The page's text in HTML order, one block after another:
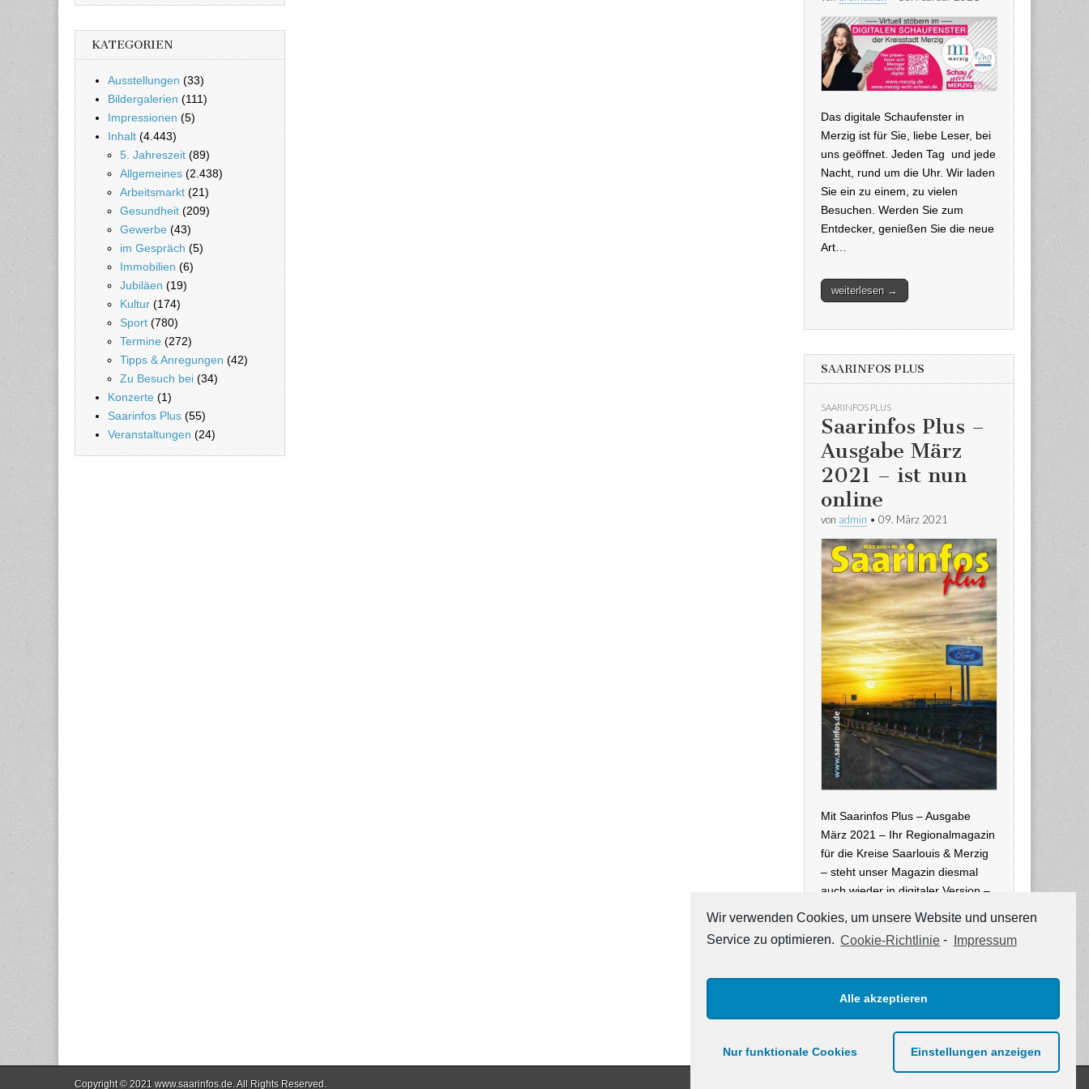
KATEGORIEN
Ausstellungen (33)
Bildergalerien (111)
Impressionen (5)
Inhalt (4.443)
5. Jahreszeit (89)
Allgemeines (2.438)
Arbeitsmarkt (21)
Gesundheit (209)
Gewerbe (43)
im Gespräch (5)
Immobilien (6)
Jubiläen (19)
Kultur (174)
Sport (780)
Termine (272)
Tipps & Anregungen (42)
Zu Besuch bei (34)
Konzerte (1)
Saarinfos Plus (55)
Veranstaltungen (24)
Das digitale Schaufenster in
Merzig ist für Sie, liebe Leser, bei
uns geöffnet. Jeden Tag und jede
Nacht, rund um die Uhr. Wir laden
Sie ein zu einem, zu vielen
Besuchen. Werden Sie zum
Entdecker, genießen Sie die neue
Art…
weiterlesen →
SAARINFOS PLUS
SAARINFOS PLUS
Saarinfos Plus –
Ausgabe März
2021 – ist nun
online
von admin • 09. März 2021
Mit Saarinfos Plus – Ausgabe
März 2021 – Ihr Regionalmagazin
für die Kreise Saarlouis & Merzig
– steht unser Magazin diesmal
auch wieder in digitaler Version –
Zeit an öffentlichen Stellen in den
Landkreisen zur…
Copyright © 2021 www.saarinfos.de. All Rights Reserved.
Wir verwenden Cookies, um unsere Website und unseren
Service zu optimieren. Cookie-Richtlinie - Impressum
Alle akzeptieren
Nur funktionale Cookies Einstellungen anzeigen